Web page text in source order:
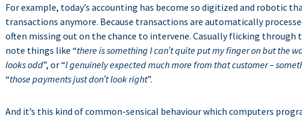
For example, today’s accounting has become so digitized and robotic
transactions anymore. Because transactions are automatically
often missing out on the chance to intervene. Casually flicking through
note things like “there is something I can’t quite put my finger on but the
looks odd”, or “I genuinely expected much more from that customer –
“those payments just don’t look right”.
And it’s this kind of common-sensical behaviour which computers